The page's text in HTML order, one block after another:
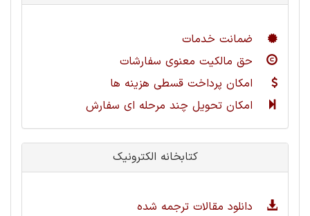
ضمانت خدمات
حق مالکیت معنوی سفارشات
امکان پرداخت قسطی هزینه ها
امکان تحویل چند مرحله ای سفارش
کتابخانه الکترونیک
دانلود مقالات ترجمه شده